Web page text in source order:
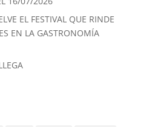
EL FESTIVAL QUE RINDE
EN LA GASTRONOMÍA